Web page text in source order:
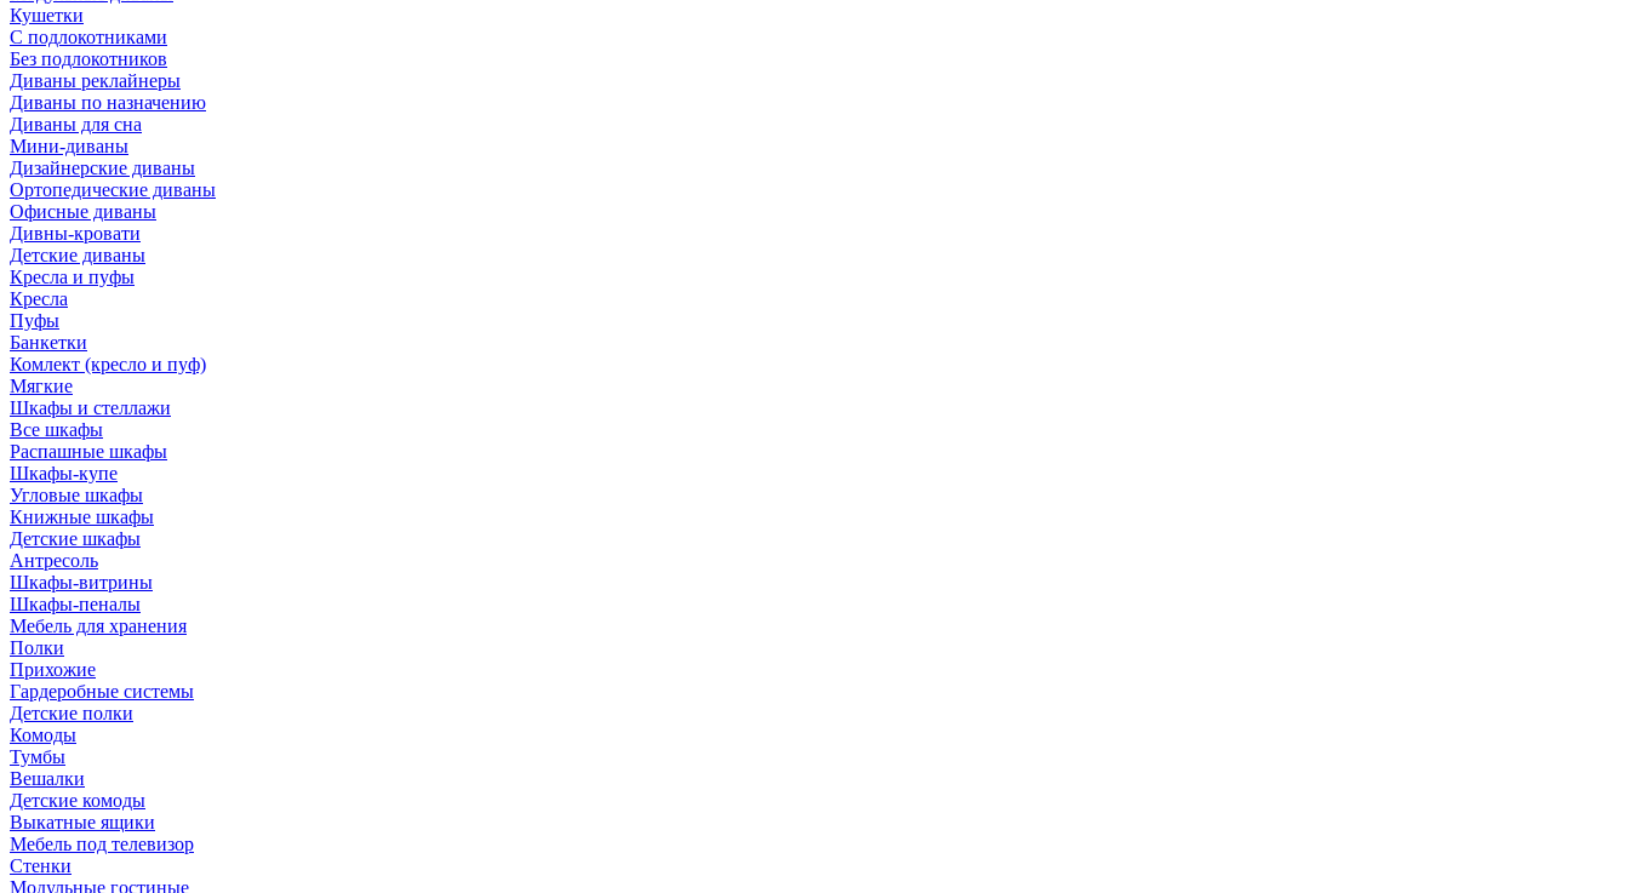
Кушетки
С подлокотниками
Без подлокотников
Диваны реклайнеры
Диваны по назначению
Диваны для сна
Мини-диваны
Дизайнерские диваны
Ортопедические диваны
Офисные диваны
Дивны-кровати
Детские диваны
Кресла и пуфы
Кресла
Пуфы
Банкетки
Комлект (кресло и пуф)
Мягкие
Шкафы и стеллажи
Все шкафы
Распашные шкафы
Шкафы-купе
Угловые шкафы
Книжные шкафы
Детские шкафы
Антресоль
Шкафы-витрины
Шкафы-пеналы
Мебель для хранения
Полки
Прихожие
Гардеробные системы
Детские полки
Комоды
Тумбы
Вешалки
Детские комоды
Выкатные ящики
Мебель под телевизор
Стенки
Модульные гостиные